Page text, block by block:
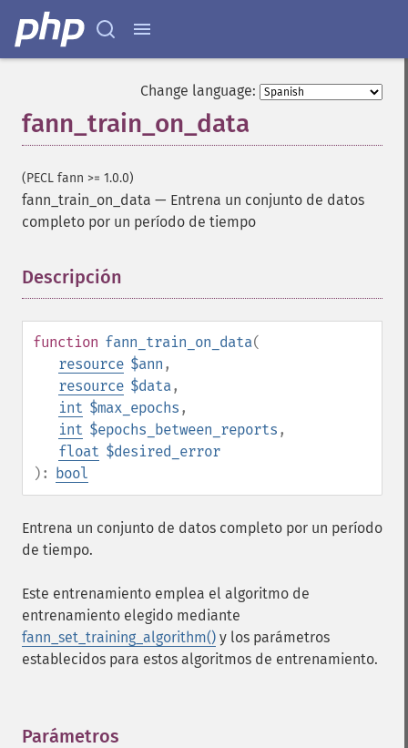
Change language:
fann_train_on_data
(PECL fann >= 1.0.0)
fann_train_on_data — Entrena un conjunto de datos
completo por un período de tiempo
Descripción
function fann_train_on_data(
resource $ann ,
resource $data,
int $max_epochs ,
int $epochs_between_reports ,
float $desired_error
): bool
Entrena un conjunto de datos completo por un período
de tiempo.
Este entrenamiento emplea el algoritmo de
entrenamiento elegido mediante
fann_set_training_algorithm() y los parámetros
establecidos para estos algoritmos de entrenamiento.
Parámetros